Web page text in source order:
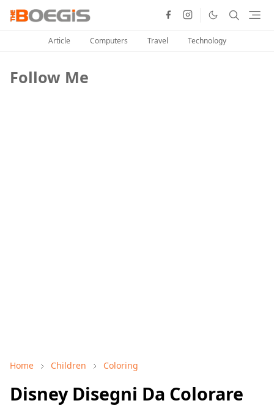
Article Computers Travel Technology
Follow Me
Home Children Coloring
Disney Disegni Da Colorare